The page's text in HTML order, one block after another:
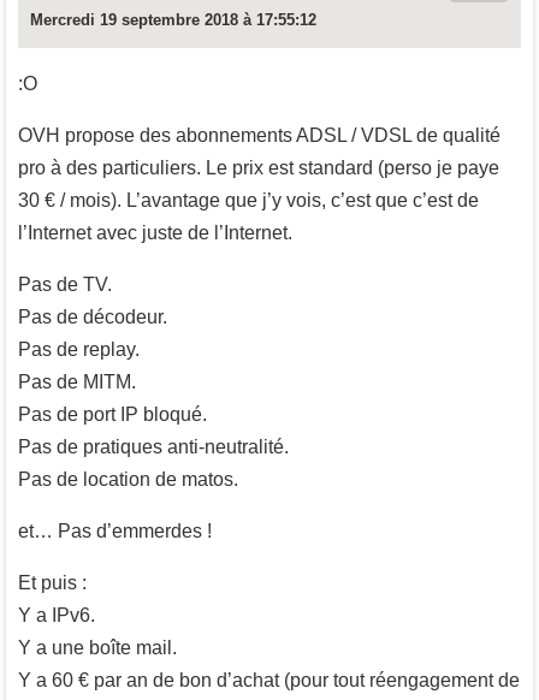
Mercredi 19 septembre 2018 à 17:55:12
:O
OVH propose des abonnements ADSL / VDSL de qualité
pro à des particuliers. Le prix est standard (perso je paye
30 € / mois). L’avantage que j’y vois, c’est que c’est de
l’Internet avec juste de l’Internet.
Pas de TV.
Pas de décodeur.
Pas de replay.
Pas de MITM.
Pas de port IP bloqué.
Pas de pratiques anti-neutralité.
Pas de location de matos.
et… Pas d’emmerdes !
Et puis :
Y a IPv6.
Y a une boîte mail.
Y a 60 € par an de bon d’achat (pour tout réengagement de